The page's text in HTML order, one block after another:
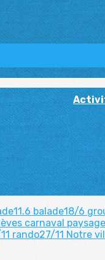
balade18/6
carnaval
rando27/11 Notre